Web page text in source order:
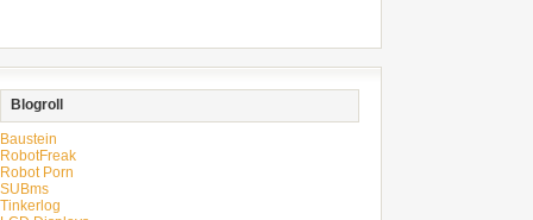
Blogroll
Baustein
RobotFreak
Robot Porn
SUBms
Tinkerlog